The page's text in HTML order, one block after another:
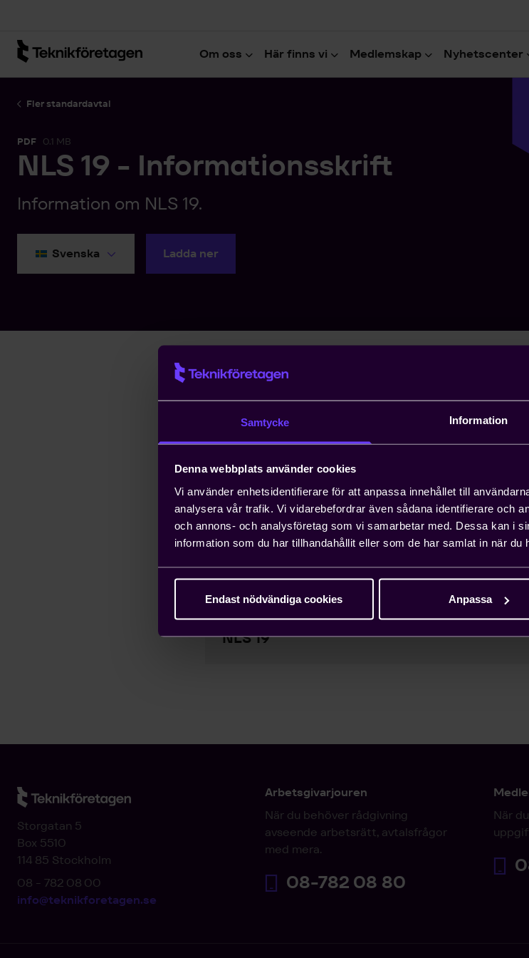
Samtycke Information
Denna webbplats använder cookies
Vi använder enhetsidentifierare för att anpassa innehållet till
analysera vår trafik. Vi vidarebefordrar även sådana identifierare och
och annons- och analysföretag som vi samarbetar med. Dessa kan i
information som du har tillhandahållit eller som de har samlat in när du
Endast nödvändiga cookies Anpassa
Om oss Här finns vi Medlemskap Nyhetscenter
Fler standardavtal
PDF 0.1 MB
NLS 19 - Informationsskrift
Information om NLS 19.
Ladda ner
Informationsskrift till NLS 19 - Allmänna bestämmelser för
och mellan Danmark, Finland, Norge och Sverige.
Observera!För denna informationsskrift som är betecknad
användningsrätt: Det går bra att länka till
webbplats eller göra dem tillgängliga på internt nätverk.
Premium gäller förstås abonnemangsvillkorens mer
Ladda också ner
MER PÅ TEKNIKFÖRETAGEN/NLS 19/
NLS 19
Storgatan 5
Box 5510
114 85 Stockholm
08 - 782 08 00
info@teknikforetagen.se
Arbetsgivarjouren
När du behöver rådgivning
avseende arbetsrätt, avtalsfrågor
med mera.
08-782 08 80
När